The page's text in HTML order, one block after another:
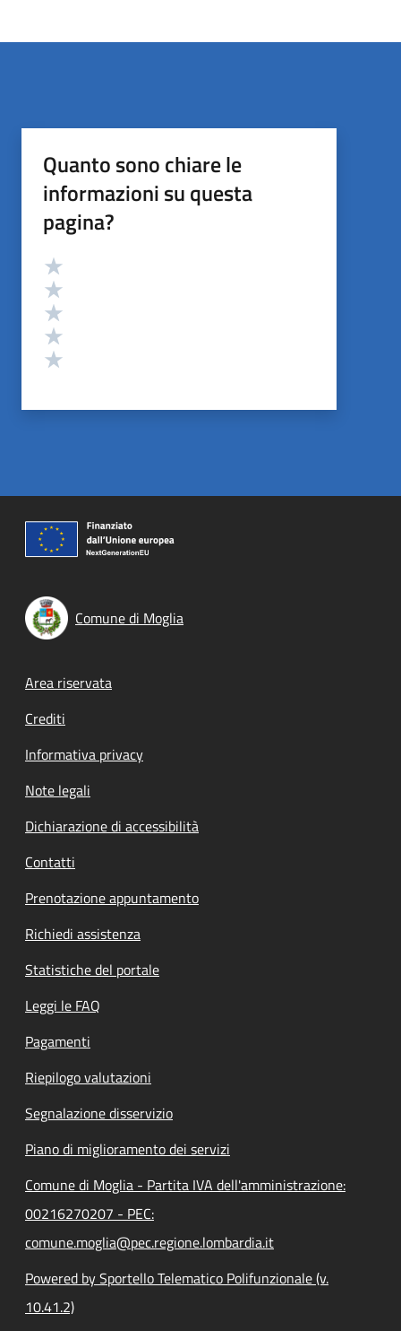
Quanto sono chiare le
informazioni su questa
pagina?
Valutazione
Comune di Moglia
Footer menu
Area riservata
Crediti
Informativa privacy
Note legali
Dichiarazione di accessibilità
Contatti
Prenotazione appuntamento
Richiedi assistenza
Statistiche del portale
Leggi le FAQ
Pagamenti
Riepilogo valutazioni
Segnalazione disservizio
Piano di miglioramento dei servizi
Comune di Moglia - Partita IVA dell'amministrazione:
00216270207 - PEC:
comune.moglia@pec.regione.lombardia.it
Powered by Sportello Telematico Polifunzionale (v.
10.41.2)